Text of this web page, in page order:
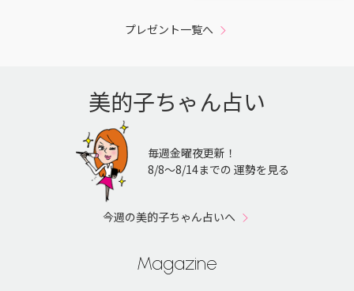
プレゼント一覧へ
美的子ちゃん占い
毎週金曜夜更新！
8/8〜8/14までの 運勢を見る
今週の美的子ちゃん占いへ
Magazine